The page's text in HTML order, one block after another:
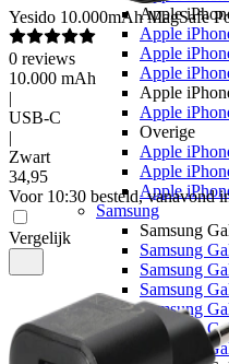
Apple
Apple
Apple
Apple
Apple
Apple
Overige
Apple
Apple
Apple
Samsung
Samsung
Samsung
Samsung
Samsung
Samsung
Samsung
Samsung
Yesido 10.000mAh MagSafe
0 reviews
10.000 mAh
|
USB-C
|
Zwart
34,95
Voor 10:30 besteld, vanavond
Vergelijk